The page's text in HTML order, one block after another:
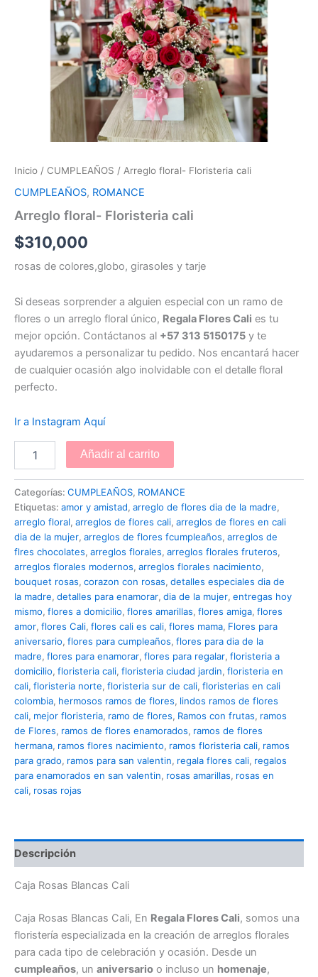
Inicio / CUMPLEAÑOS / Arreglo floral- Floristeria cali
CUMPLEAÑOS, ROMANCE
Arreglo floral- Floristeria cali
$310,000
rosas de colores,globo, girasoles y tarje
Si deseas sorprender a alguien especial con un ramo de
flores o un arreglo floral único, Regala Flores Cali es tu
mejor opción. Contáctanos al +57 313 5150175 y te
ayudaremos a personalizar tu pedido. Nos encantará hacer
de cualquier ocasión algo inolvidable con el detalle floral
perfecto.
Ir a Instagram Aquí
Añadir al carrito
Categorías: CUMPLEAÑOS, ROMANCE
Etiquetas: amor y amistad, arreglo de flores dia de la madre,
arreglo floral, arreglos de flores cali, arreglos de flores en cali
dia de la mujer, arreglos de flores fcumpleaños, arreglos de
flres chocolates, arreglos florales, arreglos florales fruteros,
arreglos florales modernos, arreglos florales nacimiento,
bouquet rosas, corazon con rosas, detalles especiales dia de
la madre, detalles para enamorar, dia de la mujer, entregas hoy
mismo, flores a domicilio, flores amarillas, flores amiga, flores
amor, flores Cali, flores cali es cali, flores mama, Flores para
aniversario, flores para cumpleaños, flores para dia de la
madre, flores para enamorar, flores para regalar, floristeria a
domicilio, floristeria cali, floristeria ciudad jardin, floristeria en
cali, floristeria norte, floristeria sur de cali, floristerias en cali
colombia, hermosos ramos de flores, lindos ramos de flores
cali, mejor floristeria, ramo de flores, Ramos con frutas, ramos
de Flores, ramos de flores enamorados, ramos de flores
hermana, ramos flores nacimiento, ramos floristeria cali, ramos
para grado, ramos para san valentin, regala flores cali, regalos
para enamorados en san valentin, rosas amarillas, rosas en
cali, rosas rojas
Descripción
Caja Rosas Blancas Cali
Caja Rosas Blancas Cali, En Regala Flores Cali, somos una
floristería especializada en la creación de arreglos florales
para cada tipo de celebración y ocasión. Desde un
cumpleaños, un aniversario o incluso un homenaje,